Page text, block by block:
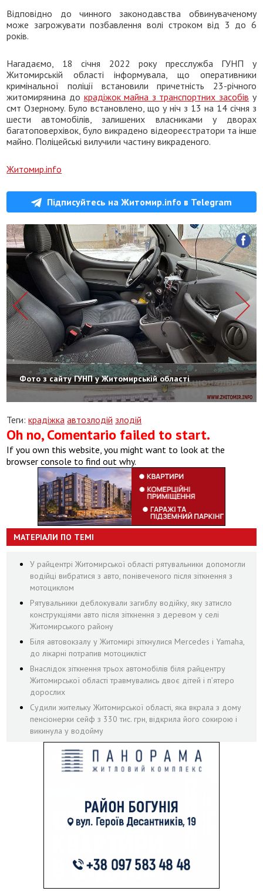
Відповідно до чинного законодавства обвинуваченому
може загрожувати позбавлення волі строком від 3 до 6
років.
Нагадаємо, 18 січня 2022 року пресслужба ГУНП у
Житомирській області інформувала, що оперативники
кримінальної поліції встановили причетність 23-річного
житомирянина до крадіжок майна з транспортних засобів у
смт Озерному. Було встановлено, що у ніч з 13 на 14 січня з
шести автомобілів, залишених власниками у дворах
багатоповерхівок, було викрадено відеореєстратори та інше
майно. Поліцейські вилучили частину викраденого.
Житомир.info
Підписуйтесь на Житомир.info в Telegram
Фото з сайту ГУНП у Житомирській області
Теги:крадіжка автозлодій злодій
Oh no, Comentario failed to start.
If you own this website, you might want to look at the
browser console to find out why.
МАТЕРІАЛИ ПО ТЕМІ
У райцентрі Житомирської області рятувальники допомогли
водійці вибратися з авто, понівеченого після зіткнення з
мотоциклом
Рятувальники деблокували загиблу водійку, яку затисло
конструкціями авто після зіткнення з деревом у селі
Житомирського району
Біля автовокзалу у Житомирі зіткнулися Mercedes і Yamaha,
до лікарні потрапив мотоцикліст
Внаслідок зіткнення трьох автомобілів біля райцентру
Житомирської області травмувались двоє дітей і пʼятеро
дорослих
Судили жительку Житомирської області, яка вкрала з дому
пенсіонерки сейф з 330 тис. грн, відкрила його сокирою і
викинула у водойму